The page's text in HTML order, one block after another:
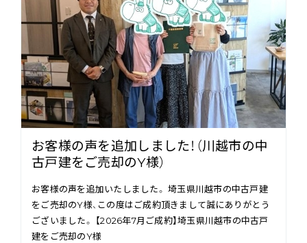
お客様の声を追加しました！（川越市の中
古戸建をご売却のY様）
お客様の声を追加いたしました。 埼玉県川越市の中古戸建
をご売却のY様、この度はご成約頂きまして誠にありがとう
ございました。 【2026年7月ご成約】埼玉県川越市の中古戸
建をご売却のY様